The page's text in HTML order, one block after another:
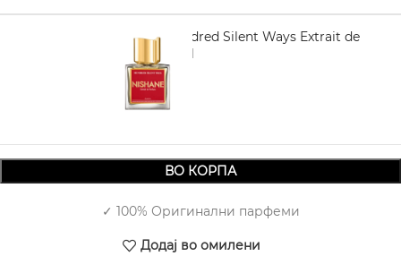
NISHANE Hundred Silent Ways Extrait de
parfum 100 ml
11.830,00
ВО КОРПА
✓ 100% Оригинални парфеми
Додај во омилени